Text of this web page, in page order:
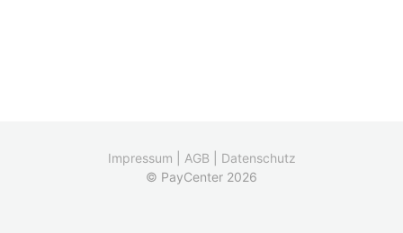
Impressum AGB
Datenschutz
© PayCenter 2026